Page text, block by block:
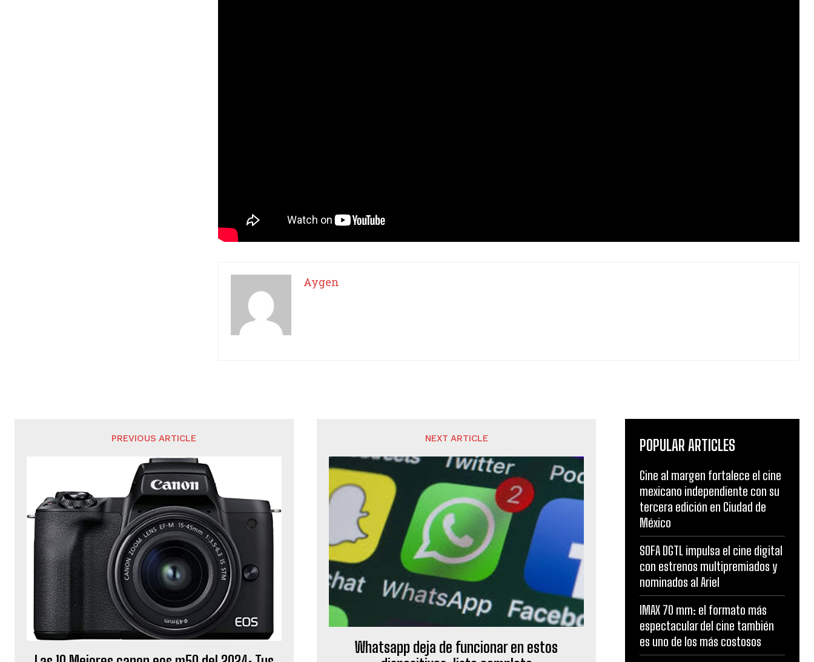
Aygen
PREVIOUS ARTICLE NEXT ARTICLE
Whatsapp deja de funcionar en estos
POPULAR ARTICLES
Cine al margen fortalece el cine
mexicano independiente con su
tercera edición en Ciudad de
México
SOFA DGTL impulsa el cine digital
con estrenos multipremiados y
nominados al Ariel
IMAX 70 mm: el formato más
espectacular del cine también
es uno de los más costosos